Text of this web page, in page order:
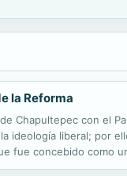
la Reforma
Chapultepec con el
ideología liberal; por
fue concebido como
uno de los